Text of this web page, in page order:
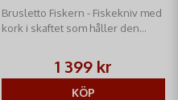
Brusletto Fiskern - Fiskekniv med
kork i skaftet som håller den
1 399 kr
KÖP